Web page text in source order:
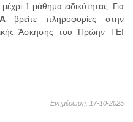
1 μάθημα ειδικότητας
Για
βρείτε πληροφορίες στην
Άσκησης του Πρώην ΤΕΙ
Ενημέρωση: 17-10-2025